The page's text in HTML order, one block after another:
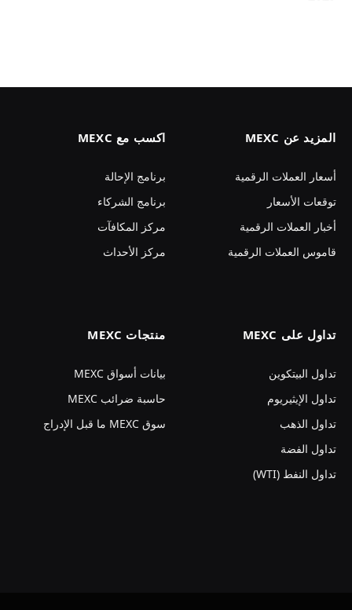
المزيد عن MEXC
أسعار العملات الرقمية
توقعات الأسعار
أخبار العملات الرقمية
قاموس العملات الرقمية
اكسب مع MEXC
برنامج الإحالة
برنامج الشركاء
مركز المكافآت
مركز الأحداث
تداول على MEXC
تداول البيتكوين
تداول الإيثيريوم
تداول الذهب
تداول الفضة
تداول النفط (WTI)
منتجات MEXC
بيانات أسواق MEXC
حاسبة ضرائب MEXC
سوق MEXC ما قبل الإدراج